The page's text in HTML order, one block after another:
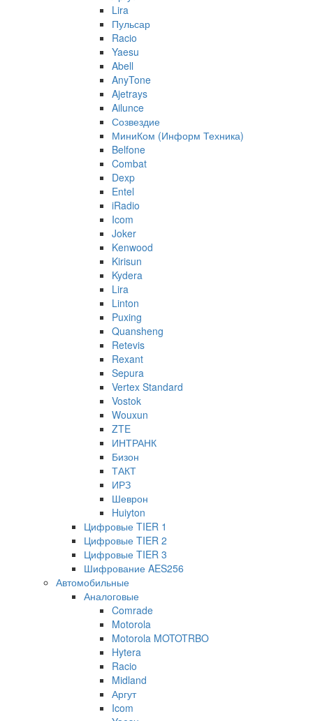
Lira
Пульсар
Racio
Yaesu
Abell
AnyTone
Ajetrays
Ailunce
Созвездие
МиниКом (Информ Техника)
Belfone
Combat
Dexp
Entel
iRadio
Icom
Joker
Kenwood
Kirisun
Kydera
Lira
Linton
Puxing
Quansheng
Retevis
Rexant
Sepura
Vertex Standard
Vostok
Wouxun
ZTE
ИНТРАНК
Бизон
ТАКТ
ИРЗ
Шеврон
Huiyton
Цифровые TIER 1
Цифровые TIER 2
Цифровые TIER 3
Шифрование AES256
Автомобильные
Аналоговые
Comrade
Motorola
Motorola MOTOTRBO
Hytera
Racio
Midland
Аргут
Icom